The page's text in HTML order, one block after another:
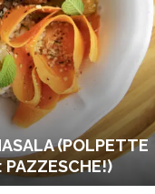
(POLPETTE
PAZZESCHE!)